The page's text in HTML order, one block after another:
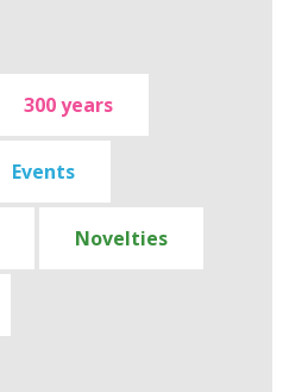
300 years
Events
Novelties